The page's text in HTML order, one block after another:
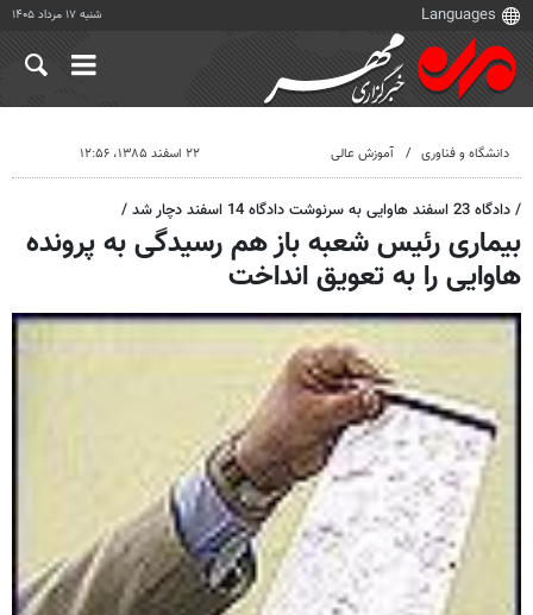
شنبه ۱۷ مرداد ۱۴۰۵
دانشگاه و فناوری آموزش عالی ۲۲ اسفند ۱۳۸۵، ۱۲:۵۶
/ دادگاه 23 اسفند هاوایی به سرنوشت دادگاه 14 اسفند دچار شد /
بیماری رئیس شعبه باز هم رسیدگی به پرونده
هاوایی را به تعویق انداخت